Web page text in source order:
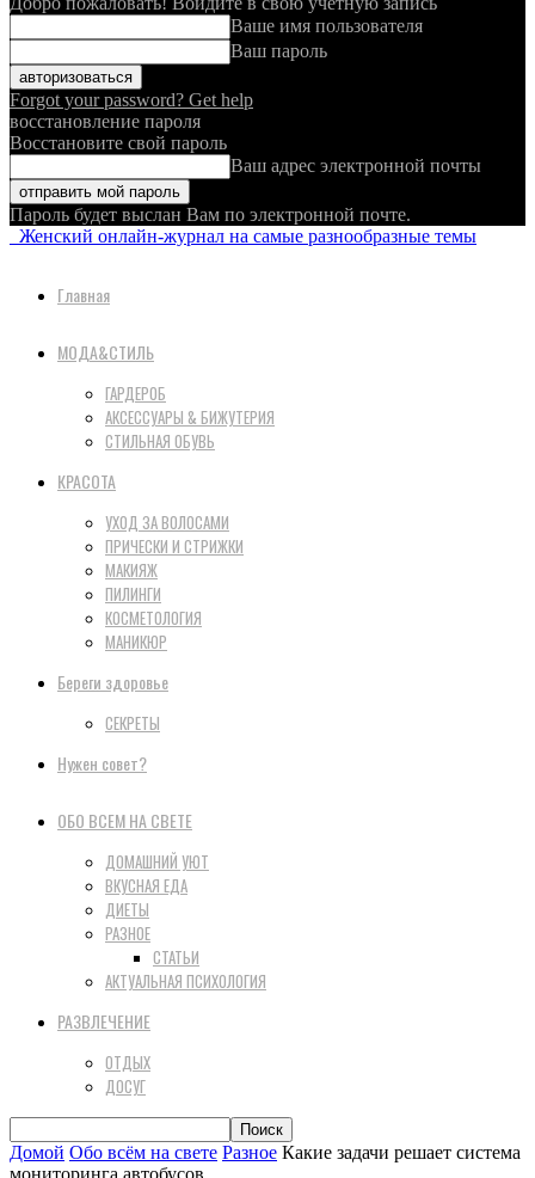
Ваше имя пользователя
Ваш пароль
Forgot your password? Get help
восстановление пароля
Восстановите свой пароль
Ваш адрес электронной почты
Пароль будет выслан Вам по электронной почте.
Женский онлайн-журнал на самые разнообразные темы
Главная
МОДА&СТИЛЬ
ГАРДЕРОБ
АКСЕССУАРЫ & БИЖУТЕРИЯ
СТИЛЬНАЯ ОБУВЬ
КРАСОТА
УХОД ЗА ВОЛОСАМИ
ПРИЧЕСКИ И СТРИЖКИ
МАКИЯЖ
ПИЛИНГИ
КОСМЕТОЛОГИЯ
МАНИКЮР
Береги здоровье
СЕКРЕТЫ
Нужен совет?
ОБО ВСЕМ НА СВЕТЕ
ДОМАШНИЙ УЮТ
ВКУСНАЯ ЕДА
ДИЕТЫ
РАЗНОЕ
СТАТЬИ
АКТУАЛЬНАЯ ПСИХОЛОГИЯ
РАЗВЛЕЧЕНИЕ
ОТДЫХ
ДОСУГ
Домой Обо всём на свете Разное Какие задачи решает система
мониторинга автобусов